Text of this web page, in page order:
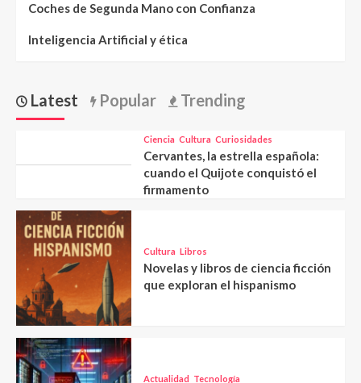
Coches de Segunda Mano con Confianza
Inteligencia Artificial y ética
Latest Popular Trending
Ciencia Cultura Curiosidades
Cervantes, la estrella española:
cuando el Quijote conquistó el
firmamento
Cultura Libros
Novelas y libros de ciencia ficción
que exploran el hispanismo
Actualidad Tecnología